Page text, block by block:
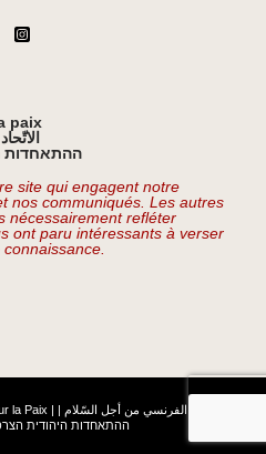
paix
ההתאחדות
site qui engagent notre
nos communiqués. Les autres
nécessairement refléter
ont paru intéressants à verser
la Paix | الاتّحاد اليهودي الفرنسي من أجل السّلام |
ההתאחדות היהודית